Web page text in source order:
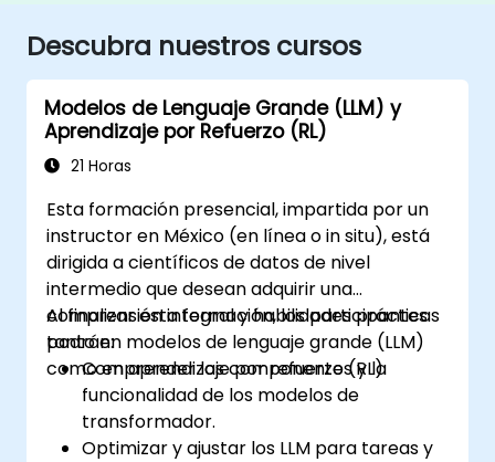
Descubra nuestros cursos
Modelos de Lenguaje Grande (LLM) y
Aprendizaje por Refuerzo (RL)
21 Horas
Esta formación presencial, impartida por un
instructor en México (en línea o in situ), está
dirigida a científicos de datos de nivel
intermedio que desean adquirir una
comprensión integral y habilidades prácticas
tanto en modelos de lenguaje grande (LLM)
como en aprendizaje por refuerzo (RL).
Al finalizar esta formación, los participantes
podrán:
Comprender los componentes y la
funcionalidad de los modelos de
transformador.
Optimizar y ajustar los LLM para tareas y